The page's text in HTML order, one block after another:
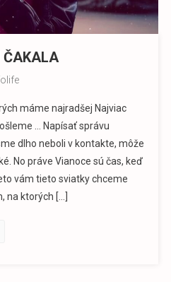
ČAKALA
máme najradšej Najviac
… Napísať správu
dlho neboli v kontakte, môže
No práve Vianoce sú čas, keď
vám tieto sviatky chceme
na ktorých […]